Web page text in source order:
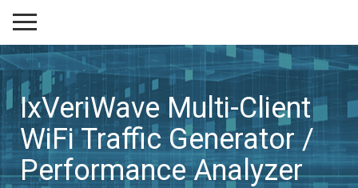
IxVeriWave Multi-Client
WiFi Traffic Generator /
Performance Analyzer